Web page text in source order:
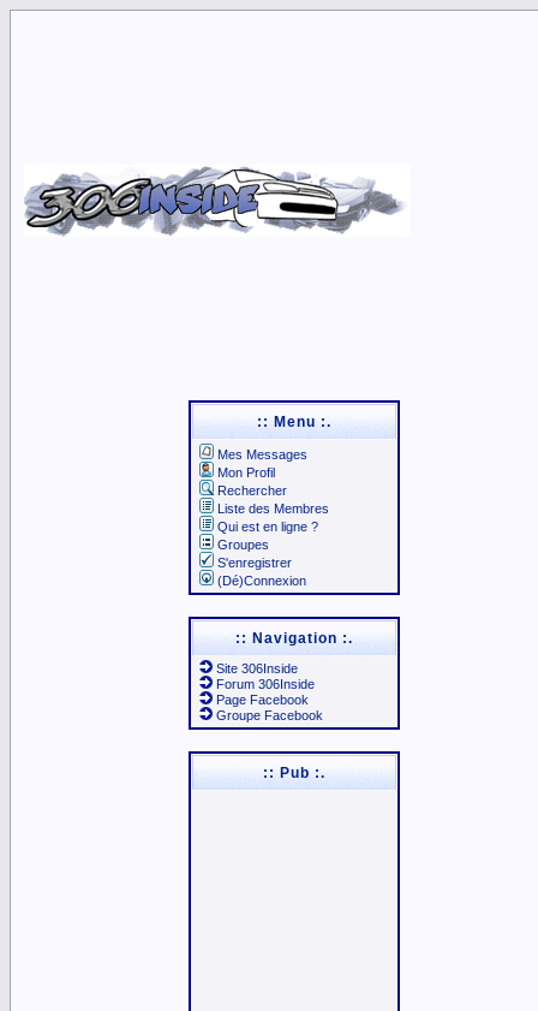
:: Menu :.
Mes Messages
Mon Profil
Rechercher
Liste des Membres
Qui est en ligne ?
Groupes
S'enregistrer
(Dé)Connexion
:: Navigation :.
Site 306Inside
Forum 306Inside
Page Facebook
Groupe Facebook
:: Pub :.